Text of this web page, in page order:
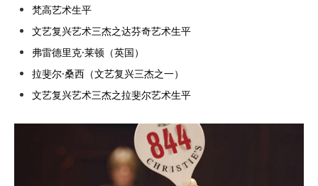
梵高艺术生平
文艺复兴艺术三杰之达芬奇艺术生平
弗雷德里克·莱顿（英国）
拉斐尔·桑西（文艺复兴三杰之一）
文艺复兴艺术三杰之拉斐尔艺术生平